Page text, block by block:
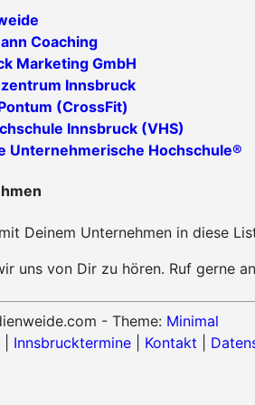
Coaching
Marketing GmbH
Innsbruck
(CrossFit)
Innsbruck (VHS)
Unternehmerische Hochschule®
Deinem Unternehmen in diese
uns von Dir zu hören. Ruf gerne
- Theme: Minimal
Innsbrucktermine Kontakt